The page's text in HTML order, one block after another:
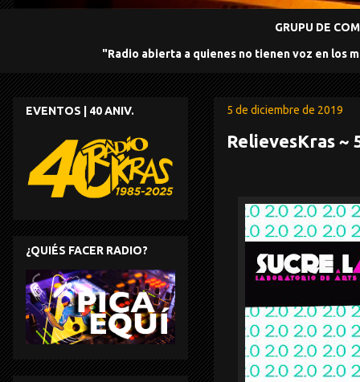
GRUPU DE
"Radio abierta a quienes no tienen voz en los
5 de diciembre de 2019
RelievesKras
EVENTOS | 40 ANIV.
¿QUIÉS FACER RADIO?